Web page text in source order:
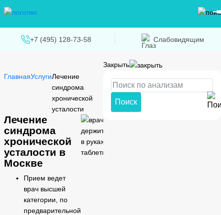
+7 (495) 128-73-58 Слабовидящим
ГлавнаяУслугиЛечение
синдрома
хронической
усталости
Лечение
синдрома
хронической
усталости в
Москве
Прием ведет
врач высшей
категории, по
предварительной
Закрыть
Поиск